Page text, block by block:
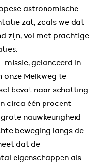
astronomische
zat, zoals we dat
zijn, vol met prachtige
gelanceerd in
onze Melkweg te
bevat naar schatting
circa één procent
nauwkeurigheid
beweging langs de
dat de
eigenschappen als